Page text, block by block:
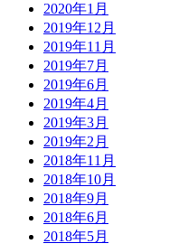
2020年1月
2019年12月
2019年11月
2019年7月
2019年6月
2019年4月
2019年3月
2019年2月
2018年11月
2018年10月
2018年9月
2018年6月
2018年5月